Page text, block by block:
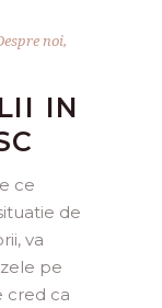
noi,
IN
ce
de
va
pe
cred ca